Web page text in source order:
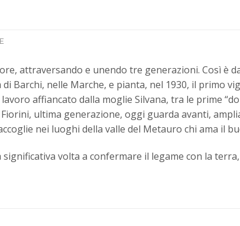
attraversando e unendo tre generazioni. Così è
Barchi, nelle Marche, e pianta, nel 1930, il primo
affiancato dalla moglie Silvana, tra le prime
ultima generazione, oggi guarda avanti,
nei luoghi della valle del Metauro chi ama il
volta a confermare il legame con la